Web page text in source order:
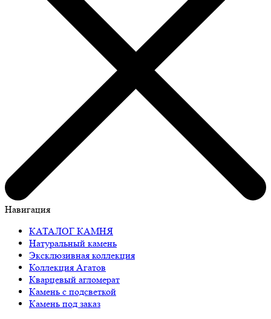
Навигация
КАТАЛОГ КАМНЯ
Натуральный камень
Эксклюзивная коллекция
Коллекция Агатов
Кварцевый агломерат
Камень с подсветкой
Камень под заказ